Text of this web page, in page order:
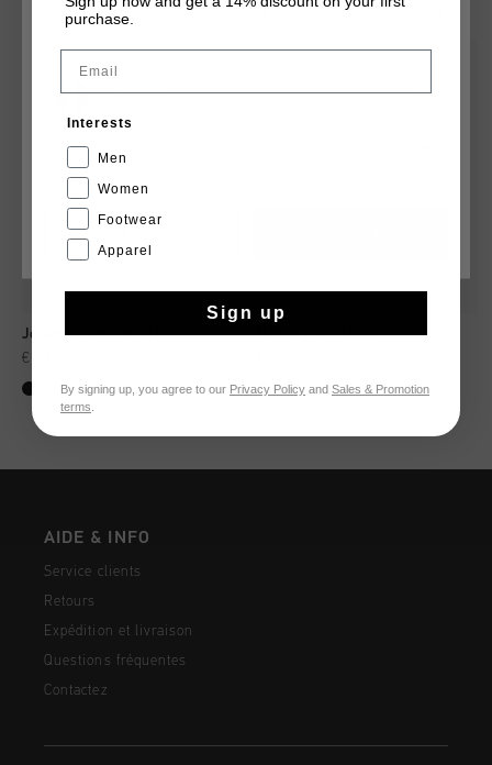
Johan Jeans Jacket
€ 87,95
Harrington Jacket
AIDE & INFO
Service clients
Retours
Expédition et livraison
Questions fréquentes
Contactez
CHOISISSEZ VOTRE EMPLACEMENT ET VOTRE
France
purchase.
Interests
Men
Women
Footwear
Apparel
Sign up
By signing up, you agree to our Privacy Policy and Sales & Promotion
terms